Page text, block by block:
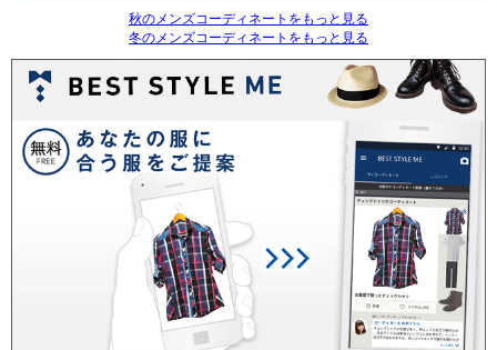
秋のメンズコーディネートをもっと見る
冬のメンズコーディネートをもっと見る